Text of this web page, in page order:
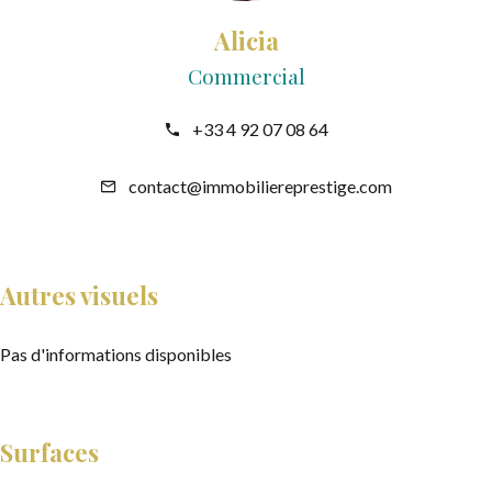
Alicia
Commercial
+33 4 92 07 08 64
contact@immobiliereprestige.com
Autres visuels
Pas d'informations disponibles
Surfaces